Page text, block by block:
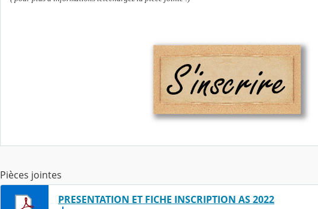
Pièces jointes
PRESENTATION ET FICHE INSCRIPTION AS 2022